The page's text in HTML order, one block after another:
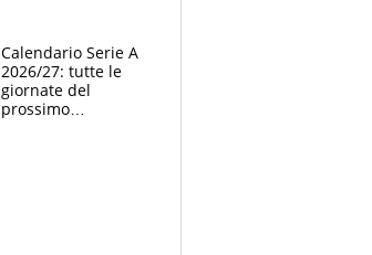
nuova divisa home
2026-2027
Calendario Serie A
2026/27: tutte le
giornate del
prossimo